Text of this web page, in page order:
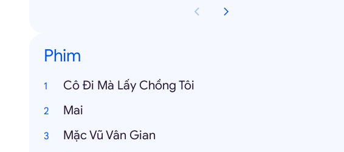
Phim
Cô Đi Mà Lấy Chồng Tôi
Mai
Mặc Vũ Vân Gian